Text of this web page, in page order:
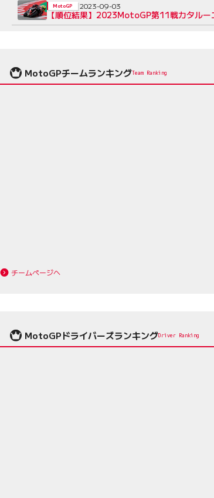
【順位結果】2023MotoGP第11戦カタルー
MotoGP 2023-09-03
MotoGPチームランキングTeam Ranking
チームページへ
MotoGPドライバーズランキングDriver Ranking